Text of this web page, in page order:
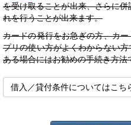
を受け取ることが出来、さらに
れを行うことが出来ます。
カードの発行をお急ぎの方、カ
プリの使い方がよくわからない
ある場合にはお勧めの手続き方法
借入／貸付条件についてはこち